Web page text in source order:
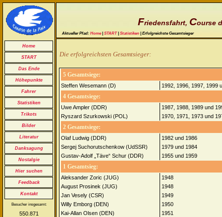
Friedensfahrt, Course
Home
START
Das Ende
Höhepunkte
Fahrer
Statistiken
Trikots
Bilder
Literatur
Danksagung
Nostalgie
Hier suchen
Feedback
Kontakt
Besucher insgesamt:
550.871
Aktueller Pfad: Home| START| Statistiken | Erfolgreichste Gesamtsieger
Die erfolgreichsten Gesamtsieger:
5 Gesamtsiege:
Steffen Wesemann (D) 1992, 1996, 1997, 1999
4 Gesamtsiege:
Uwe Ampler (DDR)
1987, 1988, 1989 und
Ryszard Szurkowski (POL)
1970, 1971, 1973 und
2 Gesamtsiege:
Olaf Ludwig (DDR)
1982 und 1986
Sergej Suchorutschenkow (UdSSR)
1979 und 1984
Gustav-Adolf „Täve“ Schur (DDR)
1955 und 1959
1 Gesamtsieg:
Aleksander Zoric (JUG)
1948
August Prosinek (JUG)
1948
Jan Vesely (CSR)
1949
Willy Emborg (DEN)
1950
Kai-Allan Olsen (DEN)
1951